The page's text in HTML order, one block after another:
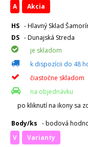
A
Akcia
HS - Hlavný Sklad
DS - Dunajská Streda
je skladom
k dispozícii do 48
čiastočne skladom
na objednávku
po kliknutí na ikony sa
Body/ks - bodová
v
varianty